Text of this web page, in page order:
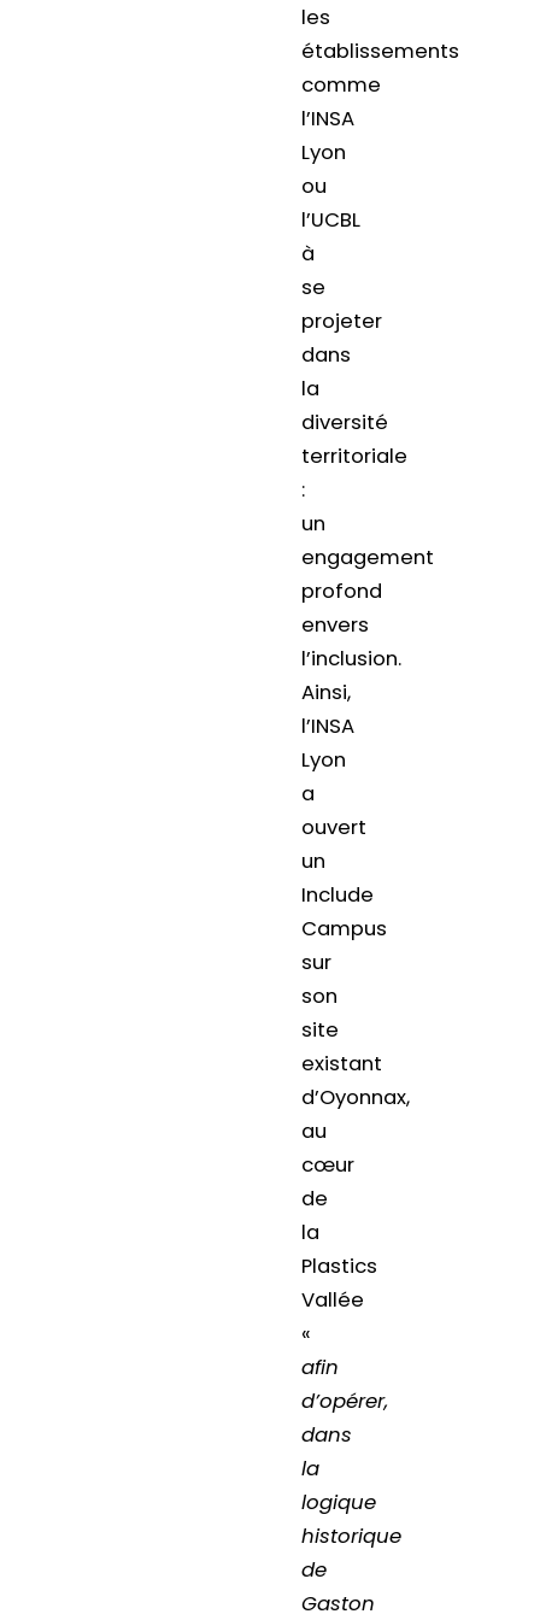
les
établissements
comme
l’INSA
Lyon
ou
l’UCBL
à
se
projeter
dans
la
diversité
territoriale
:
un
engagement
profond
envers
l’inclusion.
Ainsi,
l’INSA
Lyon
a
ouvert
un
Include
Campus
sur
son
site
existant
d’Oyonnax,
au
cœur
de
la
Plastics
Vallée
«
afin
d’opérer,
dans
la
logique
historique
de
Gaston